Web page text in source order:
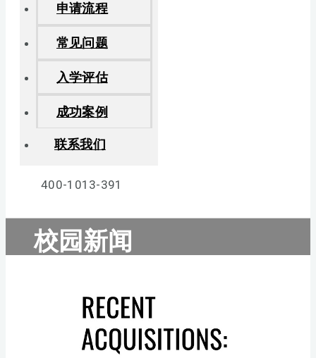
申请流程
常见问题
入学评估
成功案例
联系我们
400-1013-391
校园新闻